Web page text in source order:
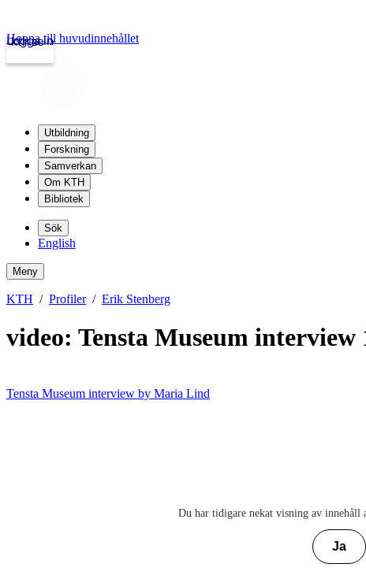
kth.se
Logga in
Hoppa till huvudinnehållet
Utbildning
Forskning
Samverkan
Om KTH
Bibliotek
Sök
English
Meny
KTH Profiler Erik Stenberg
video: Tensta Museum interview
Tensta Museum interview by Maria Lind
Du har tidigare nekat visning av innehåll
Ja